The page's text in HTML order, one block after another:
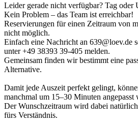
Leider gerade nicht verfügbar? Tag oder
Kein Problem – das Team ist erreichbar!
Reservierungen für einen Zeitraum von
nicht möglich.
Einfach eine Nachricht an 639@loev.de
unter +49 38393 39-405 melden.
Gemeinsam finden wir bestimmt eine
Alternative.
Damit jede Auszeit perfekt gelingt,
manchmal um 15–30 Minuten angepasst
Der Wunschzeitraum wird dabei
fürs Verständnis.